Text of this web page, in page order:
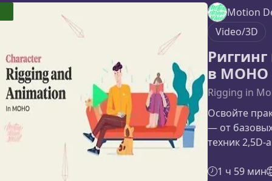
Motion
Video/3D
в MOHO
Rigging in
Освойте
— от
техник
тем, кто
1 ч 59 мин